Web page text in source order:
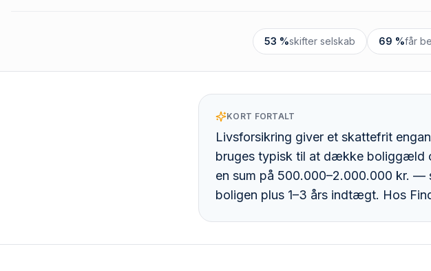
53 %skifter selskab 69 %får
KORT FORTALT
Livsforsikring giver et skattefrit
bruges typisk til at dække boliggæld
en sum på 500.000–2.000.000 kr. —
boligen plus 1–3 års indtægt. Hos